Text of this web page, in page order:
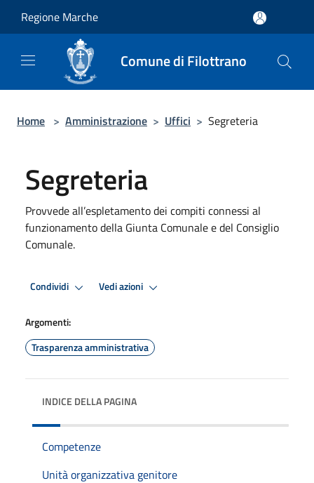
Regione Marche
Comune di Filottrano
Home > Amministrazione > Uffici > Segreteria
Segreteria
Provvede all’espletamento dei compiti connessi al
funzionamento della Giunta Comunale e del Consiglio
Comunale.
Condividi Vedi azioni
Argomenti:
Trasparenza amministrativa
INDICE DELLA PAGINA
Competenze
Unità organizzativa genitore